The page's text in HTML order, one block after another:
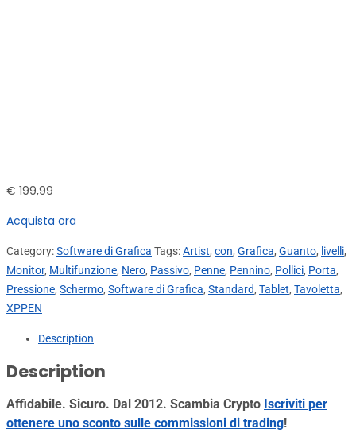
€ 199,99
Acquista ora
Category:Software di Grafica Tags:Artist, con, Grafica, Guanto, livelli,
Monitor, Multifunzione, Nero, Passivo, Penne, Pennino, Pollici, Porta,
Pressione, Schermo, Software di Grafica, Standard, Tablet, Tavoletta,
XPPEN
Description
Description
Affidabile. Sicuro. Dal 2012. Scambia Crypto Iscriviti per
ottenere uno sconto sulle commissioni di trading!